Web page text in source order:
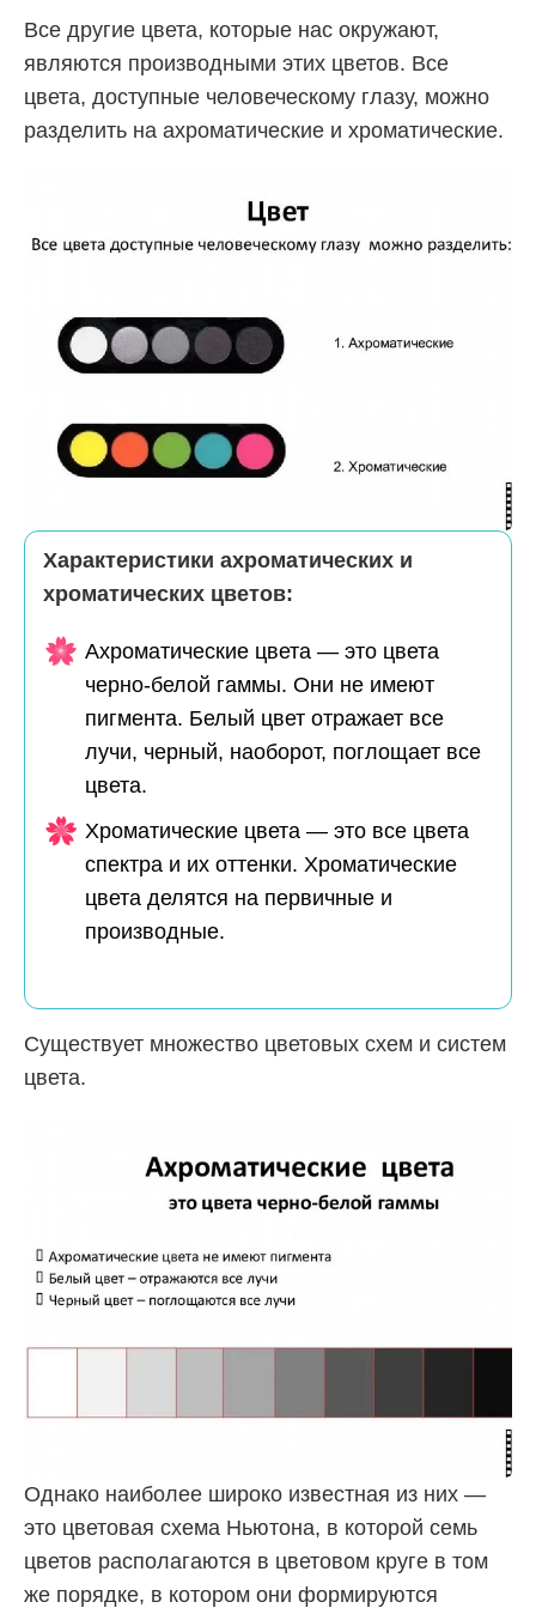
Все другие цвета, которые нас окружают,
являются производными этих цветов. Все
цвета, доступные человеческому глазу, можно
разделить на ахроматические и хроматические.
Характеристики ахроматических и
хроматических цветов:
Ахроматические цвета — это цвета
черно-белой гаммы. Они не имеют
пигмента. Белый цвет отражает все
лучи, черный, наоборот, поглощает все
цвета.
Хроматические цвета — это все цвета
спектра и их оттенки. Хроматические
цвета делятся на первичные и
производные.
Существует множество цветовых схем и систем
цвета.
Однако наиболее широко известная из них —
это цветовая схема Ньютона, в которой семь
цветов располагаются в цветовом круге в том
же порядке, в котором они формируются